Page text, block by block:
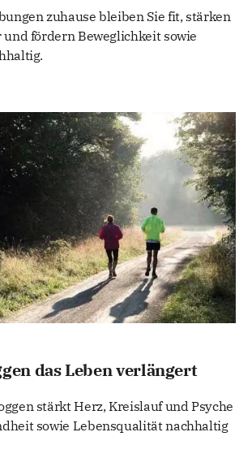
zuhause bleiben Sie fit, stärken
fördern Beweglichkeit sowie
das Leben verlängert
stärkt Herz, Kreislauf und Psyche
sowie Lebensqualität nachhaltig